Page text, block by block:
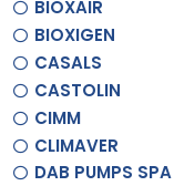
BIOXAIR
BIOXIGEN
CASALS
CASTOLIN
CIMM
CLIMAVER
DAB PUMPS SPA